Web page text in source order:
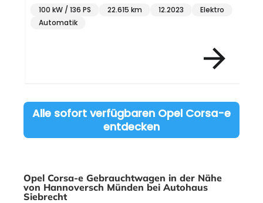
100 kW / 136 PS 22.615 km 12.2023
Elektro
Automatik
Alle sofort verfügbaren Opel Corsa-e
entdecken
Opel Corsa-e Gebrauchtwagen in der Nähe
von Hannoversch Münden bei Autohaus
Siebrecht